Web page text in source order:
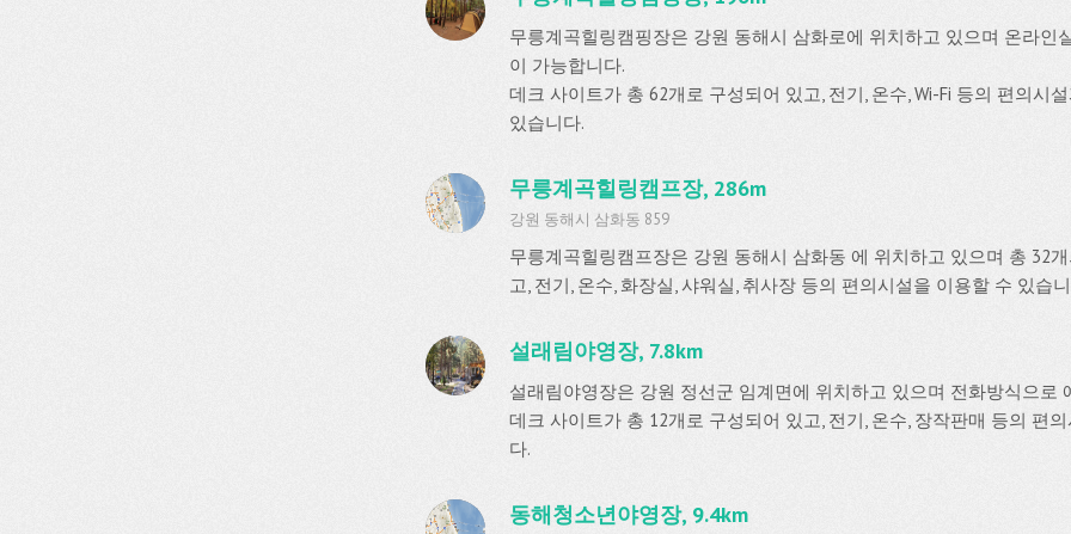
무릉계곡힐링캠핑장은 강원 동해시 삼화로에 위치하고 있으며 온라인
이 가능합니다.
데크 사이트가 총 62개로 구성되어 있고, 전기, 온수, Wi-Fi 등의 편의시
있습니다.
무릉계곡힐링캠프장, 286m
강원 동해시 삼화동 859
무릉계곡힐링캠프장은 강원 동해시 삼화동 에 위치하고 있으며 총 32
고, 전기, 온수, 화장실, 샤워실, 취사장 등의 편의시설을 이용할 수 있습
설래림야영장, 7.8km
설래림야영장은 강원 정선군 임계면에 위치하고 있으며 전화방식으로
데크 사이트가 총 12개로 구성되어 있고, 전기, 온수, 장작판매 등의 편
다.
동해청소년야영장, 9.4km